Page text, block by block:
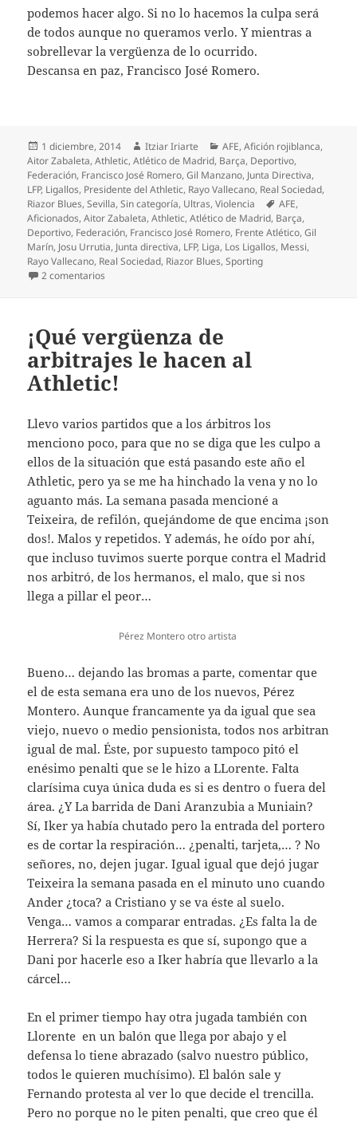
podemos hacer algo. Si no lo hacemos la culpa será
de todos aunque no queramos verlo. Y mientras a
sobrellevar la vergüenza de lo ocurrido.
Descansa en paz, Francisco José Romero.
Publicado
el
1 diciembre, 2014 Autor
Itziar Iriarte Categorías
AFE,Afición rojiblanca,
Aitor Zabaleta,Athletic,Atlético de Madrid, Barça, Deportivo,
Federación, Francisco José Romero,Gil Manzano, Junta Directiva,
LFP, Ligallos, Presidente del Athletic, Rayo Vallecano, Real Sociedad,
Riazor Blues,Sevilla,Sin categoría, Ultras,Violencia Etiquetas
AFE,
Aficionados,Aitor Zabaleta,Athletic,Atlético de Madrid, Barça,
Deportivo, Federación, Francisco José Romero, Frente Atlético,Gil
Marín, Josu Urrutia, Junta directiva, LFP, Liga, Los Ligallos, Messi,
Rayo Vallecano, Real Sociedad, Riazor Blues,Sporting
2 comentarios
¡Qué vergüenza de
arbitrajes le hacen al
Athletic!
Llevo varios partidos que a los árbitros los
menciono poco, para que no se diga que les culpo a
ellos de la situación que está pasando este año el
Athletic, pero ya se me ha hinchado la vena y no lo
aguanto más. La semana pasada mencioné a
Teixeira, de refilón, quejándome de que encima ¡son
dos!. Malos y repetidos. Y además, he oído por ahí,
que incluso tuvimos suerte porque contra el Madrid
nos arbitró, de los hermanos, el malo, que si nos
llega a pillar el peor…
Pérez Montero otro artista
Bueno… dejando las bromas a parte, comentar que
el de esta semana era uno de los nuevos, Pérez
Montero. Aunque francamente ya da igual que sea
viejo, nuevo o medio pensionista, todos nos arbitran
igual de mal. Éste, por supuesto tampoco pitó el
enésimo penalti que se le hizo a LLorente. Falta
clarísima cuya única duda es si es dentro o fuera del
área. ¿Y La barrida de Dani Aranzubia a Muniain?
Sí, Iker ya había chutado pero la entrada del portero
es de cortar la respiración… ¿penalti, tarjeta,… ? No
señores, no, dejen jugar. Igual igual que dejó jugar
Teixeira la semana pasada en el minuto uno cuando
Ander ¿toca? a Cristiano y se va éste al suelo.
Venga… vamos a comparar entradas. ¿Es falta la de
Herrera? Si la respuesta es que sí, supongo que a
Dani por hacerle eso a Iker habría que llevarlo a la
cárcel…
En el primer tiempo hay otra jugada también con
Llorente en un balón que llega por abajo y el
defensa lo tiene abrazado (salvo nuestro público,
todos le quieren muchísimo). El balón sale y
Fernando protesta al ver lo que decide el trencilla.
Pero no porque no le piten penalti, que creo que él